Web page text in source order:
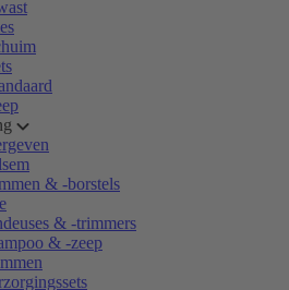
& -borstels
& -trimmers
& -zeep